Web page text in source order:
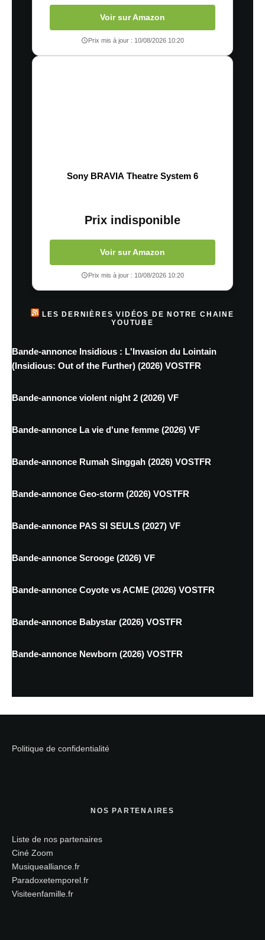
Voir sur Amazon
Prix mis à jour : 10/08/2026 10:20
Sony BRAVIA Theatre System 6
Prix indisponible
Voir sur Amazon
Prix mis à jour : 10/08/2026 10:20
LES DERNIÈRES VIDÉOS DE NOTRE CHAINE
YOUTUBE
Bande-annonce Insidious : L'Invasion du Lointain
(Insidious: Out of the Further) (2026) VOSTFR
Bande-annonce violent night 2 (2026) VF
Bande-annonce La vie d'une femme (2026) VF
Bande-annonce Rumah Singgah (2026) VOSTFR
Bande-annonce Geo-storm (2026) VOSTFR
Bande-annonce PAS SI SEULS (2027) VF
Bande-annonce Scrooge (2026) VF
Bande-annonce Coyote vs ACME (2026) VOSTFR
Bande-annonce Babystar (2026) VOSTFR
Bande-annonce Newborn (2026) VOSTFR
Politique de confidentialité
NOS PARTENAIRES
Liste de nos partenaires
Ciné Zoom
Musiquealliance.fr
Paradoxetemporel.fr
Visiteenfamille.fr